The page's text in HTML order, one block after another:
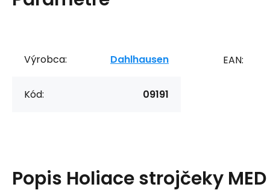
Výrobca: Dahlhausen
Kód: 09191
EAN:
Popis Holiace strojčeky MED